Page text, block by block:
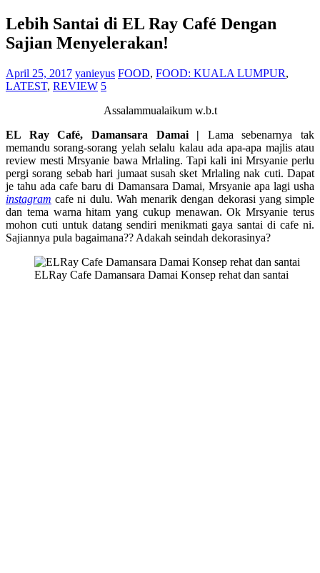
Lebih Santai di EL Ray Café Dengan
Sajian Menyelerakan!
April 25, 2017 yanieyus FOOD, FOOD: KUALA LUMPUR,
LATEST, REVIEW 5
Assalammualaikum w.b.t
EL Ray Café, Damansara Damai | Lama sebenarnya tak
memandu sorang-sorang yelah selalu kalau ada apa-apa majlis atau
review mesti Mrsyanie bawa Mrlaling. Tapi kali ini Mrsyanie perlu
pergi sorang sebab hari jumaat susah sket Mrlaling nak cuti. Dapat
je tahu ada cafe baru di Damansara Damai, Mrsyanie apa lagi usha
instagram cafe ni dulu. Wah menarik dengan dekorasi yang simple
dan tema warna hitam yang cukup menawan. Ok Mrsyanie terus
mohon cuti untuk datang sendiri menikmati gaya santai di cafe ni.
Sajiannya pula bagaimana?? Adakah seindah dekorasinya?
ELRay Cafe Damansara Damai Konsep rehat dan santai